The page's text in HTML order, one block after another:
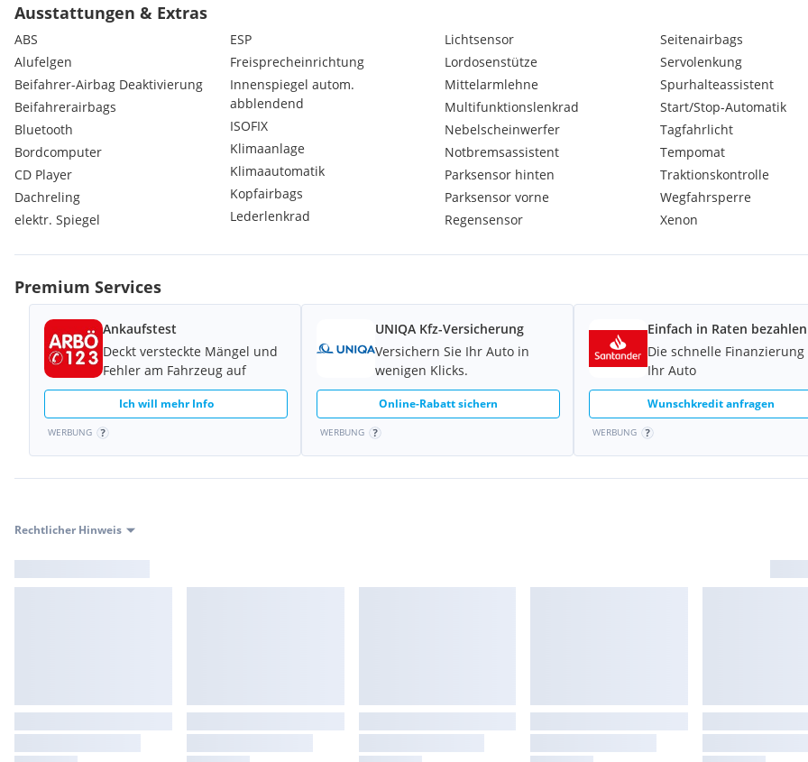
-keilriemensatz
-dichtungsatz motor
-steuerkettensatz
Kein Rost.
DPF fehlt!
Ausstattungen & Extras
ABS
Alufelgen
Beifahrer-Airbag Deaktivierung
Beifahrerairbags
Bluetooth
Bordcomputer
CD Player
Dachreling
elektr. Spiegel
ESP
Freisprecheinrichtung
Innenspiegel autom.
abblendend
ISOFIX
Klimaanlage
Klimaautomatik
Kopfairbags
Lederlenkrad
Lichtsensor
Lordosenstütze
Mittelarmlehne
Multifunktionslenkrad
Nebelscheinwerfer
Notbremsassistent
Parksensor hinten
Parksensor vorne
Regensensor
Seitenairbags
Servolenkung
Spurhalteassistent
Start/Stop-Automatik
Tagfahrlicht
Tempomat
Traktionskontrolle
Wegfahrsperre
Xenon
Premium Services
Ankaufstest
Deckt versteckte Mängel und
Fehler am Fahrzeug auf
Ich will mehr Info
WERBUNG
UNIQA Kfz-Versicherung
Versichern Sie Ihr Auto in
wenigen Klicks.
Online-Rabatt sichern
WERBUNG
Einfach in Raten bezahlen
Die schnelle
Ihr Auto
Wunschkredit anfragen
WERBUNG
Rechtlicher Hinweis